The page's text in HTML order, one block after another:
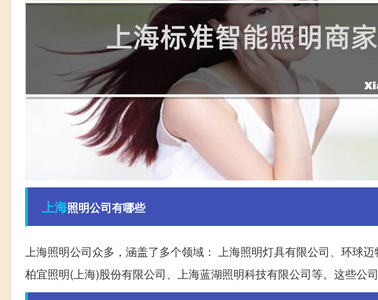
上海照明公司有哪些
上海照明公司众多，涵盖了多个领域： 上海照明灯具有限公司、环球
柏宜照明(上海)股份有限公司、上海蓝湖照明科技有限公司等。这些公